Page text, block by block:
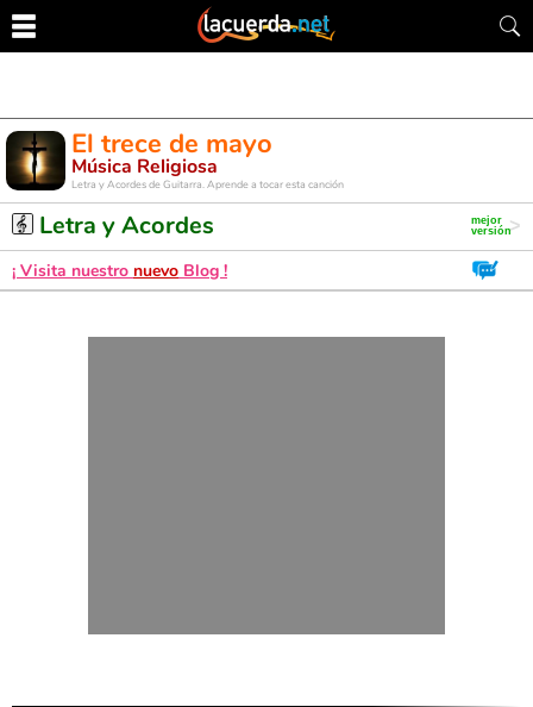
El trece de mayo
Música Religiosa
Letra y Acordes de Guitarra. Aprende a tocar esta canción
Letra y Acordes
¡ Visita nuestro nuevo Blog !